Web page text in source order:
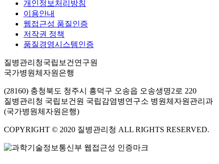
개인정보처리방침
이용안내
웹접근성 품질인증
저작권 정책
품질경영시스템인증
질병관리청국립보건연구원
국가병원체자원은행
(28160) 충청북도 청주시 흥덕구 오송읍 오송생명2로 220
질병관리청 국립보건원 국립감염병연구소 병원체자원관리과
(국가병원체자원은행)
COPYRIGHT © 2020 질병관리청 ALL RIGHTS RESERVED.